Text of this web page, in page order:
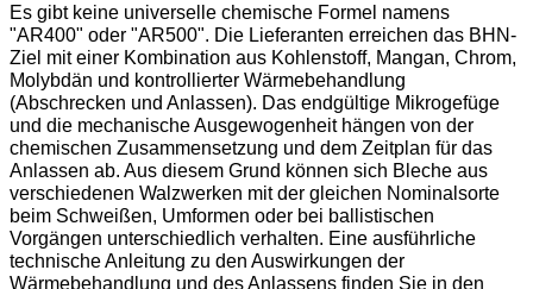
Es gibt keine universelle chemische Formel namens
"AR400" oder "AR500". Die Lieferanten erreichen das BHN-
Ziel mit einer Kombination aus Kohlenstoff, Mangan, Chrom,
Molybdän und kontrollierter Wärmebehandlung
(Abschrecken und Anlassen). Das endgültige Mikrogefüge
und die mechanische Ausgewogenheit hängen von der
chemischen Zusammensetzung und dem Zeitplan für das
Anlassen ab. Aus diesem Grund können sich Bleche aus
verschiedenen Walzwerken mit der gleichen Nominalsorte
beim Schweißen, Umformen oder bei ballistischen
Vorgängen unterschiedlich verhalten. Eine ausführliche
technische Anleitung zu den Auswirkungen der
Wärmebehandlung und des Anlassens finden Sie in den